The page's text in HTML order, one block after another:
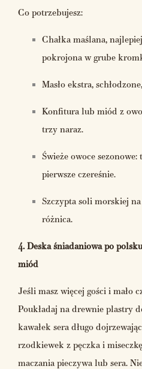
Co potrzebujesz:
Chałka maślana,
pokrojona w grube
Masło ekstra,
Konfitura lub miód z
trzy naraz.
Świeże owoce
pierwsze czereśnie.
Szczypta soli morskiej
różnica.
4. Deska śniadaniowa po
miód
Jeśli masz więcej gości i mało
Poukładaj na drewnie plastry
kawałek sera długo
rzodkiewek z pęczka i
maczania pieczywa lub sera.